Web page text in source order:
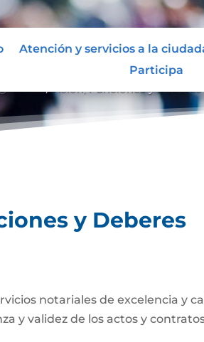
Atención y servicios a la
Participa
y Deberes
notariales de excelencia y
y validez de los actos y